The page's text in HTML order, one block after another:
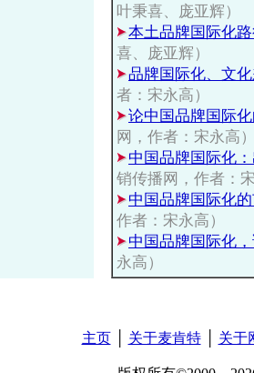
叶秉喜、庞亚辉）
本土品牌国际化
喜、庞亚辉）
品牌国际化、文
者：宋永高）
论中国品牌国际
网，作者：宋永高
中国品牌国际化
销传播网，作者：
中国品牌国际化
作者：宋永高）
中国品牌国际化
永高）
主页│ 关于麦肯特│ 关于